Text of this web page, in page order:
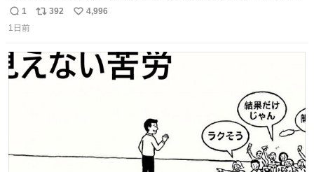
りまんじゅうパイセンが
返
信
1
リ
ト
数
392
い
数
4,996
1日前